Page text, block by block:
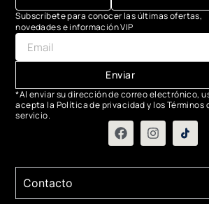
Subscríbete para conocer las últimas ofertas,
novedades e información VIP
Enviar
*Al enviar su dirección de correo electrónico,
acepta la Política de privacidad y los Términos
servicio.
Contacto